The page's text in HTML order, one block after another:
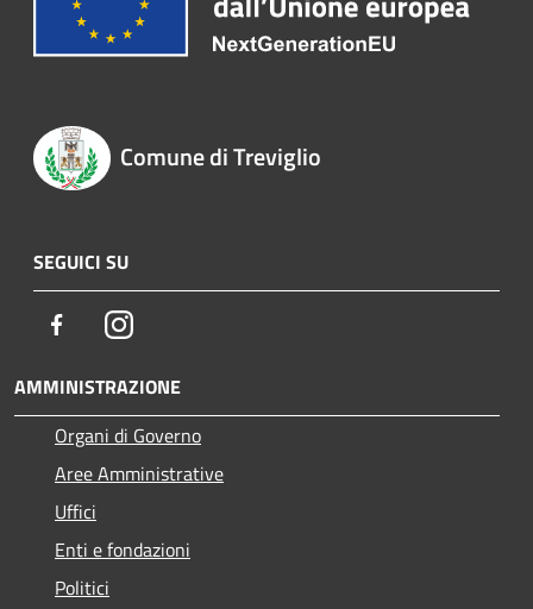
Comune di Treviglio
SEGUICI SU
FacebookInstagram
AMMINISTRAZIONE
Organi di Governo
Aree Amministrative
Uffici
Enti e fondazioni
Politici